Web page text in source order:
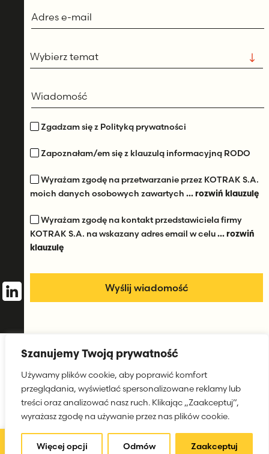
Open toolbar
Szanujemy Twoją prywatność
Używamy plików cookie, aby poprawić komfort
przeglądania, wyświetlać spersonalizowane reklamy lub
treści oraz analizować nasz ruch. Klikając „Zaakceptuj”,
wyrażasz zgodę na używanie przez nas plików cookie.
Więcej opcji Odmów Zaakceptuj
Zgadzam się z Polityką prywatności
Zapoznałam/em się z klauzulą informacyjną RODO
Wyrażam zgodę na przetwarzanie przez KOTRAK S.A.
moich danych osobowych zawartych ... rozwiń klauzulę
Wyrażam zgodę na kontakt przedstawiciela firmy
KOTRAK S.A. na wskazany adres email w celu... rozwiń
klauzulę
Klauzula informacyjna
Polityka prywatności